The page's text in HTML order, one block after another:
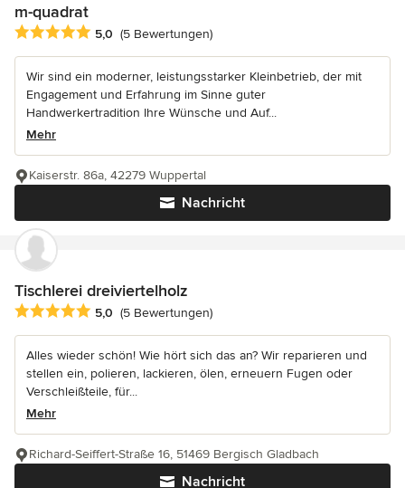
m-quadrat
Durchschnittliche Bewertung: 5 von 5 Sternen
5,0 (5 Bewertungen)
Wir sind ein moderner, leistungsstarker Kleinbetrieb, der mit
Engagement und Erfahrung im Sinne guter
Handwerkertradition Ihre Wünsche und Auf...
Mehr
Nachricht
Kaiserstr. 86a, 42279 Wuppertal
Tischlerei dreiviertelholz
Durchschnittliche Bewertung: 5 von 5 Sternen
5,0 (5 Bewertungen)
Alles wieder schön! Wie hört sich das an? Wir reparieren und
stellen ein, polieren, lackieren, ölen, erneuern Fugen oder
Verschleißteile, für...
Mehr
Nachricht
Richard-Seiffert-Straße 16, 51469 Bergisch Gladbach